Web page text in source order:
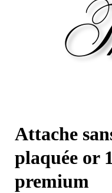
Attache
plaquée or
premium